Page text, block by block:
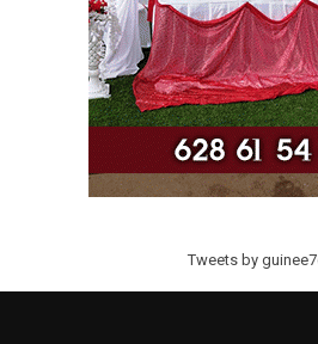
Tweets by